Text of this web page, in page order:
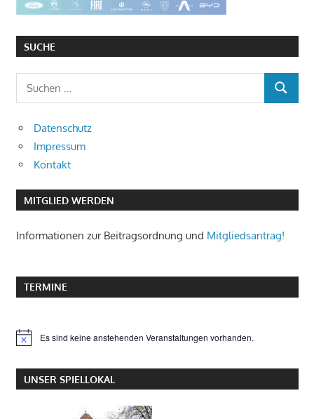
SUCHE
SUCHEN
Datenschutz
Impressum
Kontakt
MITGLIED WERDEN
Informationen zur Beitragsordnung und Mitgliedsantrag!
TERMINE
HinweisEs sind keine anstehenden Veranstaltungen vorhanden.
UNSER SPIELLOKAL